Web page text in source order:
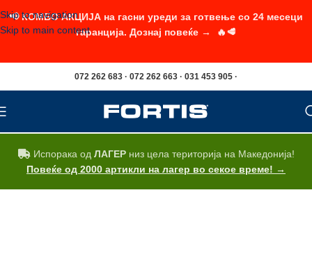
Skip to navigation
Skip to main content
072 262 683 · 072 262 663 · 031 453 905 ·
Испорака од ЛАГЕРниз цела територија на Македонија!
Повеќе од 2000 артикли на лагер во секое време! →
📢 КОМБО АКЦИЈА на гасни уреди за готвење со 24 месеци
гаранција. Дознај повеќе → 🔥🥩